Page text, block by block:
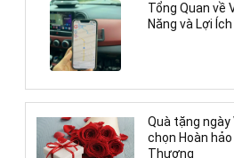
Tổng Quan về
Năng và Lợi Ích
Quà tặng ngày
chọn Hoàn
Thương